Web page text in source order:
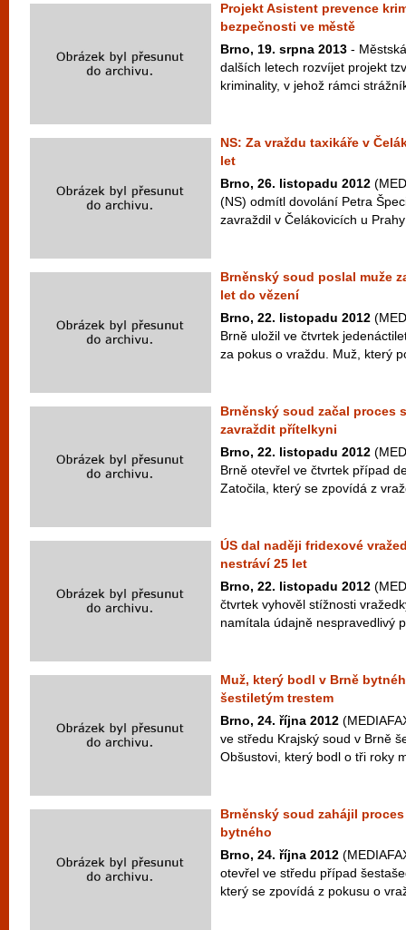
Projekt Asistent prevence
bezpečnosti ve městě
Brno, 19. srpna 2013 -
dalších letech rozvíjet projekt
kriminality, v jehož rámci
NS: Za vraždu taxikáře v
let
Brno, 26. listopadu 2012
(NS) odmítl dovolání Petra
zavraždil v Čelákovicích u
Brněnský soud poslal muže
let do vězení
Brno, 22. listopadu 2012
Brně uložil ve čtvrtek
za pokus o vraždu. Muž, který
Brněnský soud začal proces
zavraždit přítelkyni
Brno, 22. listopadu 2012
Brně otevřel ve čtvrtek případ
Zatočila, který se zpovídá z
ÚS dal naději fridexové
nestráví 25 let
Brno, 22. listopadu 2012
čtvrtek vyhověl stížnosti
namítala údajně nespravedlivý
Muž, který bodl v Brně
šestiletým trestem
Brno, 24. října 2012
ve středu Krajský soud v Brně
Obšustovi, který bodl o tři roky
Brněnský soud zahájil
bytného
Brno, 24. října 2012
otevřel ve středu případ
který se zpovídá z pokusu o